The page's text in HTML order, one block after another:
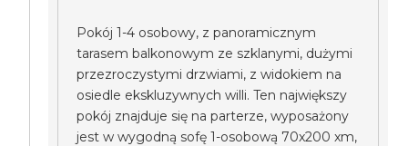
Pokój 1-4 osobowy, z panoramicznym
tarasem balkonowym ze szklanymi, dużymi
przezroczystymi drzwiami, z widokiem na
osiedle ekskluzywnych willi. Ten największy
pokój znajduje się na parterze, wyposażony
jest w wygodną sofę 1-osobową 70x200 xm,